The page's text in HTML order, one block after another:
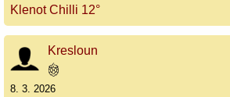
Klenot Chilli 12°
Kresloun
8. 3. 2026